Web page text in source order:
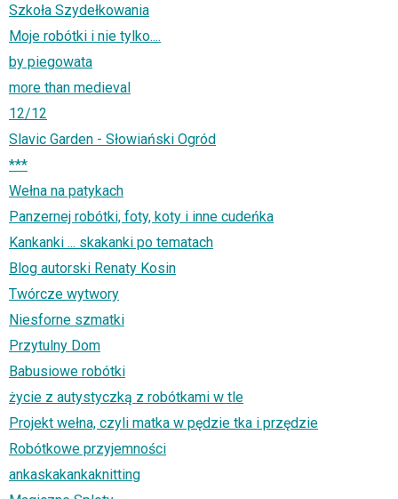
Szkoła Szydełkowania
Moje robótki i nie tylko....
by piegowata
more than medieval
12/12
Slavic Garden - Słowiański Ogród
***
Wełna na patykach
Panzernej robótki, foty, koty i inne cudeńka
Kankanki ... skakanki po tematach
Blog autorski Renaty Kosin
Twórcze wytwory
Niesforne szmatki
Przytulny Dom
Babusiowe robótki
życie z autystyczką z robótkami w tle
Projekt wełna, czyli matka w pędzie tka i przędzie
Robótkowe przyjemności
ankaskakankaknitting